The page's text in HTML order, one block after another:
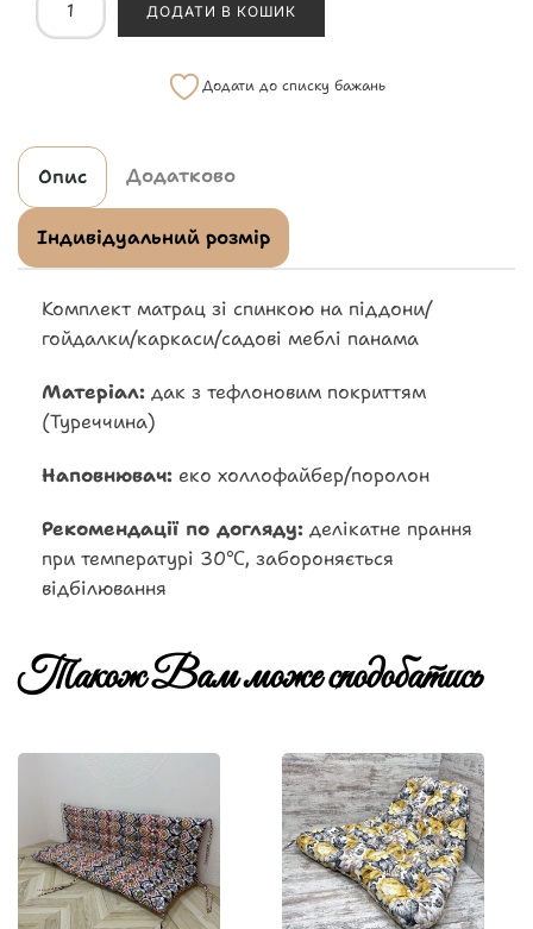
ДОДАТИ В КОШИК
Додати до списку бажань
Опис Додатково
Індивідуальний розмір
Комплект матрац зі спинкою на піддони/
гойдалки/каркаси/садові меблі панама
Матеріал: дак з тефлоновим покриттям
(Туреччина)
Наповнювач: еко холлофайбер/поролон
Рекомендації по догляду: делікатне прання
при температурі 30℃, забороняється
відбілювання
Також Вам може сподобатись